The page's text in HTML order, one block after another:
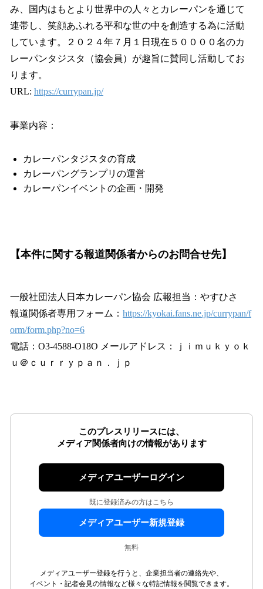
み、国内はもとより世界中の人々とカレーパンを通じて
連帯し、笑顔あふれる平和な世の中を創造する為に活動
しています。２０２４年７月１日現在５００００名のカ
レーパンタジスタ（協会員）が趣旨に賛同し活動してお
ります。
URL: https://currypan.jp/
事業内容：
カレーパンタジスタの育成
カレーパングランプリの運営
カレーパンイベントの企画・開発
【本件に関する報道関係者からのお問合せ先】
一般社団法人日本カレーパン協会 広報担当：やすひさ
報道関係者専用フォーム： https://kyokai.fans.ne.jp/currypan/f
orm/form.php?no=6
電話：O3-4588-O18O メールアドレス：ｊｉｍｕｋｙｏｋ
ｕ＠ｃｕｒｒｙｐａｎ．ｊｐ
このプレスリリースには、
メディア関係者向けの情報があります
メディアユーザーログイン
既に登録済みの方はこちら
メディアユーザー新規登録
無料
メディアユーザー登録を行うと、企業担当者の連絡先や、
イベント・記者会見の情報など様々な特記情報を閲覧できます。